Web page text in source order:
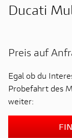
Ducati
Preis auf
Egal ob du
Probefahrt des
weiter: